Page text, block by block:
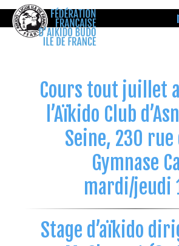
Cours tout juillet
l’Aïkido Club
Seine, 230
Gymnase
mardi/jeudi
Stage d’aïkido